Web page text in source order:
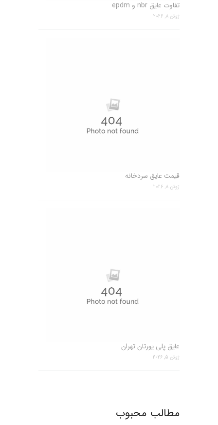
تفاوت عایق nbr و epdm
ژوئن 8, 2026
قیمت عایق سردخانه
ژوئن 8, 2026
عایق پلی یورتان تهران
ژوئن 5, 2026
مطالب محبوب